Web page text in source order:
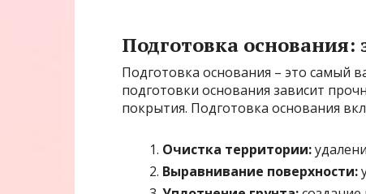
Подготовка основания:
Подготовка основания – это самый
подготовки основания зависит
покрытия. Подготовка основания
Очистка территории:
Выравнивание поверхности: